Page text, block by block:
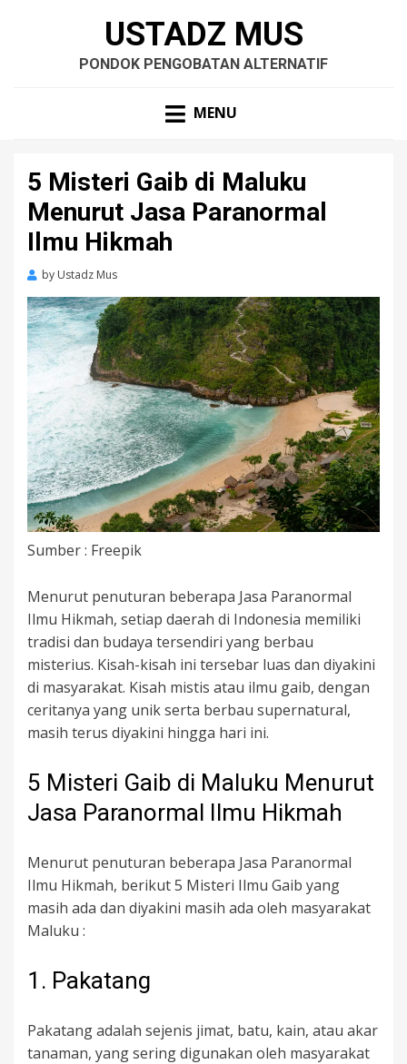
USTADZ MUS
PONDOK PENGOBATAN ALTERNATIF
MENU
5 Misteri Gaib di Maluku
Menurut Jasa Paranormal
Ilmu Hikmah
by Ustadz Mus
Sumber : Freepik
Menurut penuturan beberapa Jasa Paranormal
Ilmu Hikmah, setiap daerah di Indonesia memiliki
tradisi dan budaya tersendiri yang berbau
misterius. Kisah-kisah ini tersebar luas dan diyakini
di masyarakat. Kisah mistis atau ilmu gaib, dengan
ceritanya yang unik serta berbau supernatural,
masih terus diyakini hingga hari ini.
5 Misteri Gaib di Maluku Menurut
Jasa Paranormal Ilmu Hikmah
Menurut penuturan beberapa Jasa Paranormal
Ilmu Hikmah, berikut 5 Misteri Ilmu Gaib yang
masih ada dan diyakini masih ada oleh masyarakat
Maluku :
1. Pakatang
Pakatang adalah sejenis jimat, batu, kain, atau akar
tanaman, yang sering digunakan oleh masyarakat